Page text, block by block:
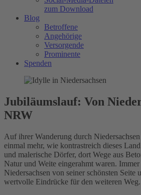
zum Download
Blog
Betroffene
Angehörige
Versorgende
Prominente
Spenden
Jubiläumslauf: Von
NRW
Auf ihrer Wanderung durch
einmal mehr, wie kontrastreich dieses
und malerische Dörfer, dort Wege aus
Natur und Weite eingerahmt waren.
Niedersachsen von seiner schönsten Seite
wertvolle Eindrücke für den weiteren Weg.